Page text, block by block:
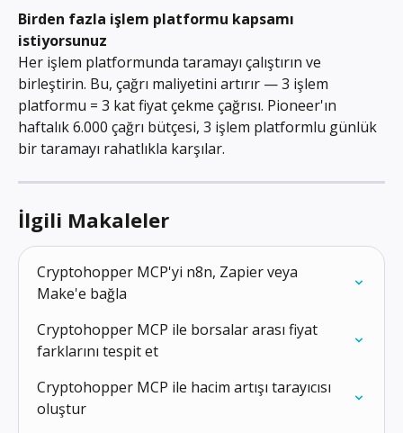
Birden fazla işlem platformu kapsamı
istiyorsunuz
Her işlem platformunda taramayı çalıştırın ve
birleştirin. Bu, çağrı maliyetini artırır — 3 işlem
platformu = 3 kat fiyat çekme çağrısı. Pioneer'ın
haftalık 6.000 çağrı bütçesi, 3 işlem platformlu günlük
bir taramayı rahatlıkla karşılar.
İlgili Makaleler
Cryptohopper MCP'yi n8n, Zapier veya
Make'e bağla
Cryptohopper MCP ile borsalar arası fiyat
farklarını tespit et
Cryptohopper MCP ile hacim artışı tarayıcısı
oluştur